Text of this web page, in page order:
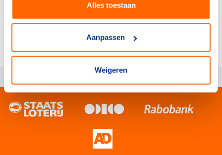
Alles toestaan
Aanpassen
Weigeren
ontwikkelingen vinden nu al plaats? En hoe bereiden we
ons voor op wat komen gaat? Samenwerking tussen
meegenomen in de learnings van de eerste initiatieven
op dit vlak.